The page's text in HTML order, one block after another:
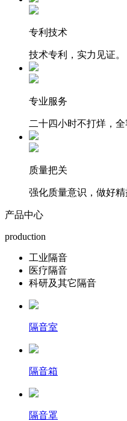
专利技术
技术专利，实力见证。
专业服务
二十四小时不打烊，
质量把关
强化质量意识，做好精
产品中心
production
工业隔音
医疗隔音
科研及其它隔音
隔音室
隔音箱
隔音罩